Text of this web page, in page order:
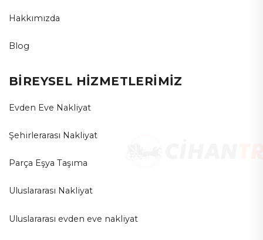
Hakkımızda
Blog
BİREYSEL HİZMETLERİMİZ
Evden Eve Nakliyat
Şehirlerarası Nakliyat
Parça Eşya Taşıma
Uluslararası Nakliyat
Uluslararası evden eve nakliyat